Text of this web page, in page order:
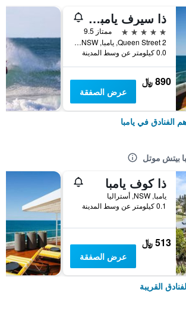
ذا سيرف يامبا - بوتيك هوتل
5 نجوم
ممتاز 9.5
2 Queen Street, يامبا, NSW, أستراليا
0.0 كيلومتر عن وسط المدينة
890 ﷼
عرض الصفقة
الفنادق في يامبا
بيتش موتل
ذا كوف يامبا
يامبا, NSW, أستراليا
0.1 كيلومتر عن وسط المدينة
513 ﷼
عرض الصفقة
القريبة